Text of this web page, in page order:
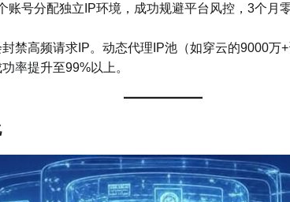
账号分配独立IP环境，成功规避平台风控，3个月零
禁高频请求IP。动态代理IP池（如穿云的9000万
率提升至99%以上。